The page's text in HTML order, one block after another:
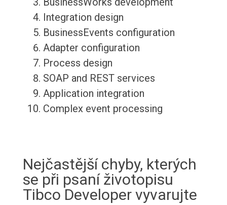
Integration design
BusinessEvents configuration
Adapter configuration
Process design
SOAP and REST services
Application integration
Complex event processing
Nejčastější chyby, kterých
se při psaní životopisu
Tibco Developer vyvarujte